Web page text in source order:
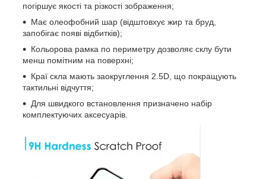
погіршує якості та різкості зображення;
Має олеофобний шар (відштовхує жир та бруд,
запобігає появі відбитків);
Кольорова рамка по периметру дозволяє склу бути
менш помітним на поверхні;
Краї скла мають заокруглення 2.5D, що покращують
тактильні відчуття;
Для швидкого встановлення призначено набір
комплектуючих аксесуарів.